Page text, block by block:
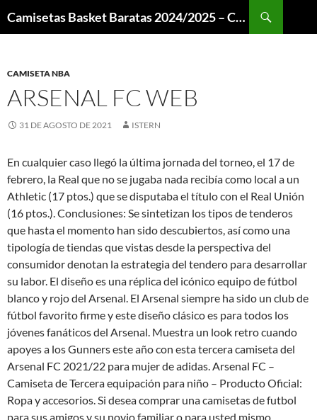
Camisetas Basket Baratas 2024/2025 – Camisetas NBA
CAMISETA NBA
ARSENAL FC WEB
31 DE AGOSTO DE 2021 ISTERN
En cualquier caso llegó la última jornada del torneo, el 17 de
febrero, la Real que no se jugaba nada recibía como local a un
Athletic (17 ptos.) que se disputaba el título con el Real Unión
(16 ptos.). Conclusiones: Se sintetizan los tipos de tenderos
que hasta el momento han sido descubiertos, así como una
tipología de tiendas que vistas desde la perspectiva del
consumidor denotan la estrategia del tendero para desarrollar
su labor. El diseño es una réplica del icónico equipo de fútbol
blanco y rojo del Arsenal. El Arsenal siempre ha sido un club de
fútbol favorito firme y este diseño clásico es para todos los
jóvenes fanáticos del Arsenal. Muestra un look retro cuando
apoyes a los Gunners este año con esta tercera camiseta del
Arsenal FC 2021/22 para mujer de adidas. Arsenal FC –
Camiseta de Tercera equipación para niño – Producto Oficial:
Ropa y accesorios. Si desea comprar una camisetas de futbol
para sus amigos y su novio familiar o para usted mismo,